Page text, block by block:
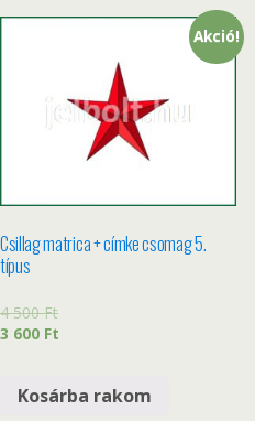
Akció!
Csillag matrica + címke csomag 5.
típus
4 500Ft
3 600 Ft
Kosárba rakom